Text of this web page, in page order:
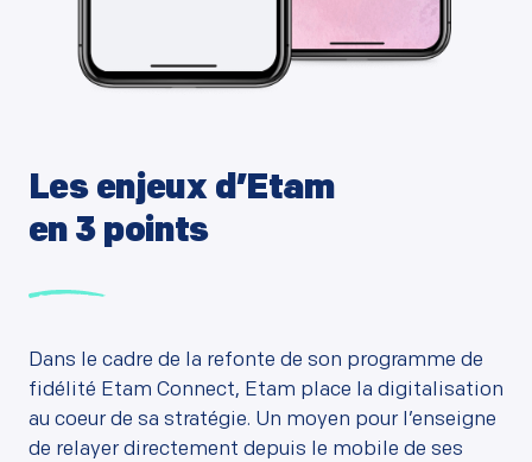
Les enjeux d’Etam
en 3 points
Dans le cadre de la refonte de son programme de
fidélité Etam Connect, Etam place la digitalisation
au coeur de sa stratégie. Un moyen pour l’enseigne
de relayer directement depuis le mobile de ses